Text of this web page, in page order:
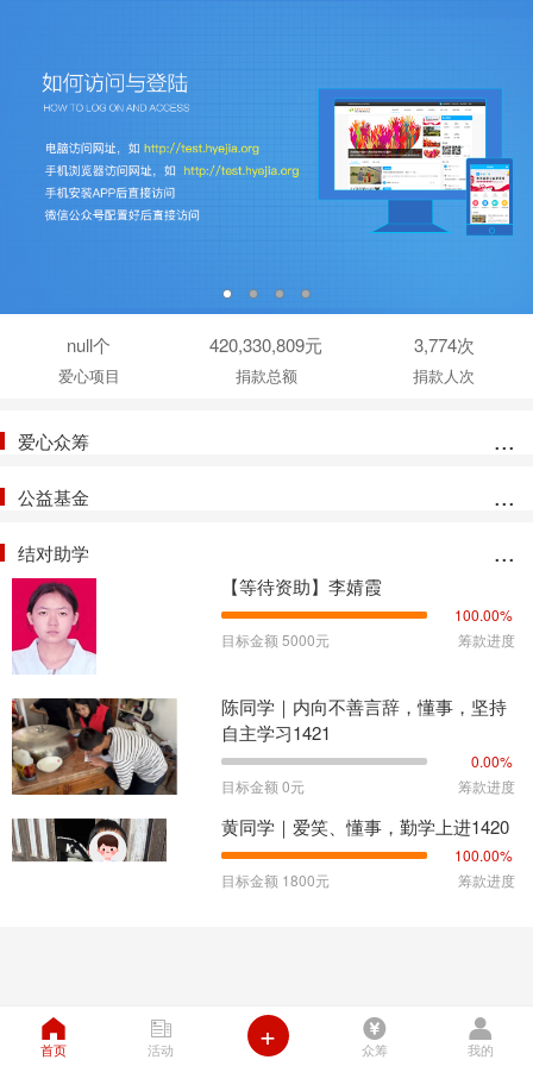
null个
爱心项目
420,330,809元
捐款总额
3,774次
捐款人次
爱心众筹 ...
公益基金 ...
结对助学 ...
【等待资助】李婧霞
100.00%
目标金额 5000元
筹款进度
陈同学｜内向不善言辞，懂事，坚持
自主学习1421
0.00%
目标金额 0元
筹款进度
黄同学｜爱笑、懂事，勤学上进1420
100.00%
目标金额 1800元
筹款进度

首页

活动 + 
众筹

我的